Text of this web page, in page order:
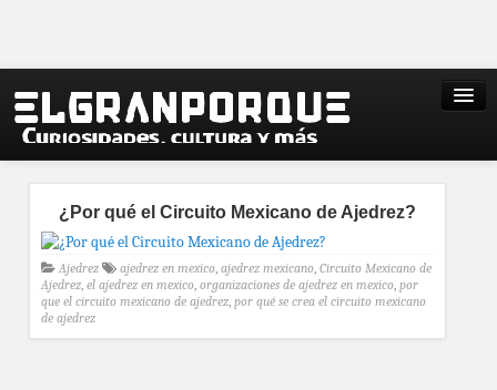
¿Por qué el Circuito Mexicano de Ajedrez?
Ajedrez ajedrez en mexico, ajedrez mexicano, Circuito Mexicano de
Ajedrez, el ajedrez en mexico, organizaciones de ajedrez en mexico, por
que el circuito mexicano de ajedrez, por qué se crea el circuito mexicano
de ajedrez